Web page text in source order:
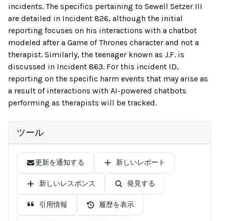
incidents. The specifics pertaining to Sewell Setzer III
are detailed in Incident 826, although the initial
reporting focuses on his interactions with a chatbot
modeled after a Game of Thrones character and not a
therapist. Similarly, the teenager known as J.F. is
discussed in Incident 863. For this incident ID,
reporting on the specific harm events that may arise as
a result of interactions with AI-powered chatbots
performing as therapists will be tracked.
ツール
更新を通知する 新しいレポート
新しいレスポンス 発見する
引用情報 履歴を表示